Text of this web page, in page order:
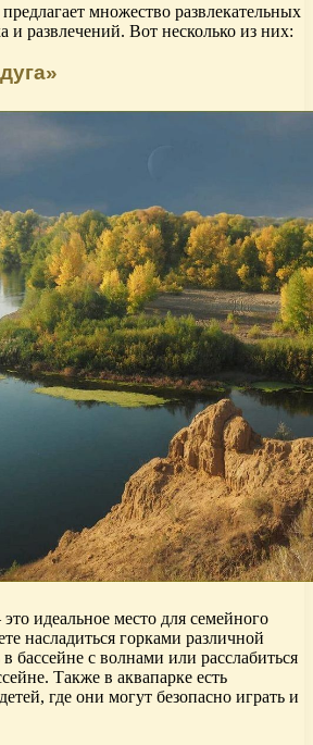
множество развлекательных
и развлечений. Вот несколько из них:
идеальное место для семейного
насладиться горками различной
бассейне с волнами или расслабиться
Также в аквапарке есть
где они могут безопасно играть и